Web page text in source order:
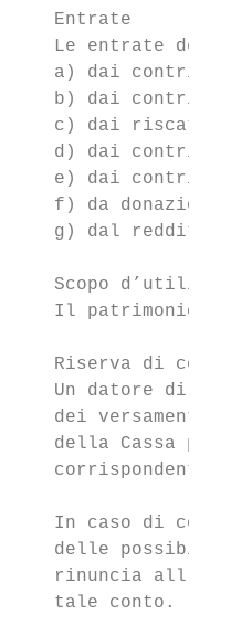
Entrate
Le entrate
a) dai
b) dai
c) dai
d) dai
e) dai
f) da donazioni
g) dal reddito
d’utilizzo
Il patrimonio
di
Un datore di
dei versamenti
della Cassa
corrispondente
In caso di
delle
rinuncia
tale conto.